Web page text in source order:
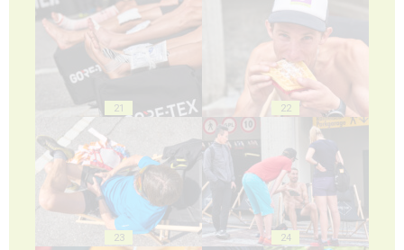
21 22
23 24